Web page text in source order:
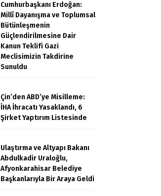
Cumhurbaşkanı Erdoğan:
Millî Dayanışma ve Toplumsal
Bütünleşmenin
Güçlendirilmesine Dair
Kanun Teklifi Gazi
Meclisimizin Takdirine
Sunuldu
Çin’den ABD’ye Misilleme:
İHA İhracatı Yasaklandı, 6
Şirket Yaptırım Listesinde
Ulaştırma ve Altyapı Bakanı
Abdulkadir Uraloğlu,
Afyonkarahisar Belediye
Başkanlarıyla Bir Araya Geldi